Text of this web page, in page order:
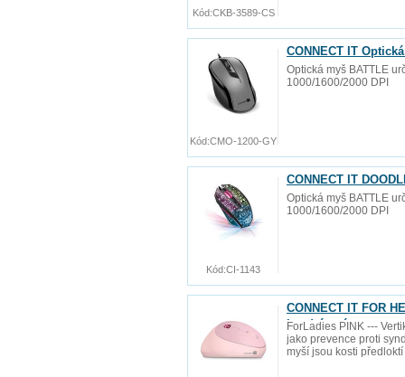
Kód:CKB-3589-CS
CONNECT IT
Optická myš BATTLE
1000/1600/2000 DPI
Kód:CMO-1200-GY
CONNECT IT
Optická myš BATTLE
1000/1600/2000 DPI
Kód:CI-1143
CONNECT IT FOR
bezdrátová
ForLadies PINK ---
jako prevence proti
myší jsou kosti